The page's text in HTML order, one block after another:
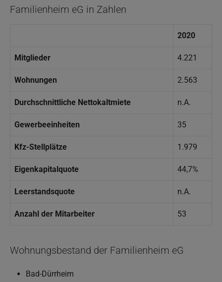
Familienheim eG in Zahlen
2020
Mitglieder 4.221
Wohnungen 2.563
Durchschnittliche Nettokaltmiete n.A.
Gewerbeeinheiten 35
Kfz-Stellplätze 1.979
Eigenkapitalquote 44,7%
Leerstandsquote n.A.
Anzahl der Mitarbeiter 53
Wohnungsbestand der Familienheim eG
Bad-Dürrheim